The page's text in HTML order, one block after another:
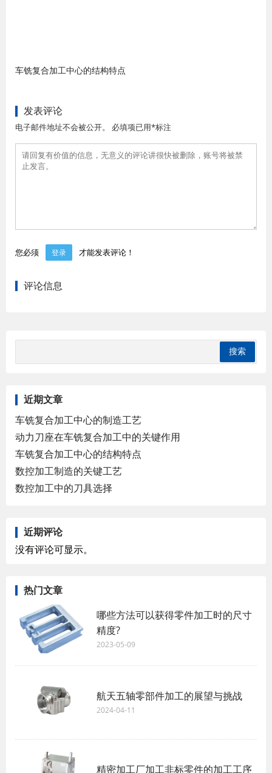
车铣复合加工中心的结构特点
发表评论
电子邮件地址不会被公开。 必填项已用*标注
您必须 登录 才能发表评论！
评论信息
近期文章
车铣复合加工中心的制造工艺
动力刀座在车铣复合加工中的关键作用
车铣复合加工中心的结构特点
数控加工制造的关键工艺
数控加工中的刀具选择
近期评论
没有评论可显示。
热门文章
哪些方法可以获得零件加工时的尺寸
精度?
2023-05-09
航天五轴零部件加工的展望与挑战
2024-04-11
精密加工厂加工非标零件的加工工序